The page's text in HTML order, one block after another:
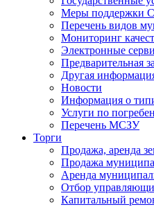
Меры поддержки
Перечень видов
Мониторинг
Электронные
Предварительная
Другая
Новости
Информация о
Услуги по
Перечень МСЗУ
Торги
Продажа, аренда
Продажа
Аренда
Отбор
Капитальный